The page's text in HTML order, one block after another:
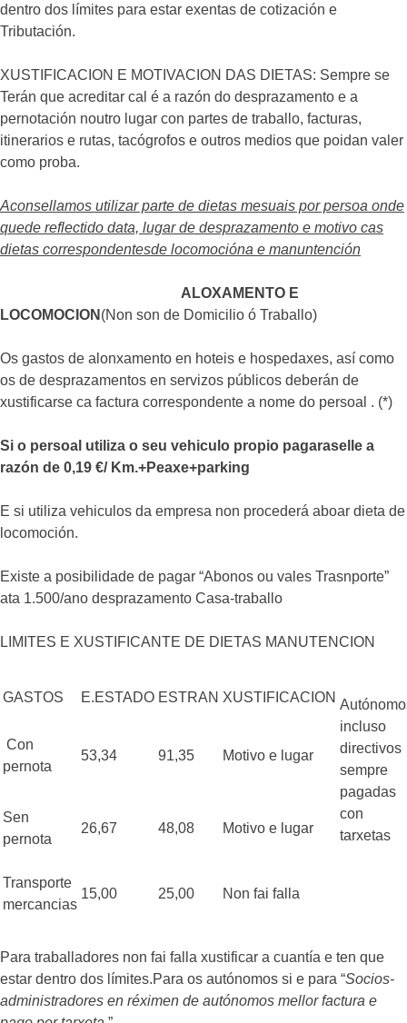
dentro dos límites para estar exentas de cotización e
Tributación.
XUSTIFICACION E MOTIVACION DAS DIETAS: Sempre se
Terán que acreditar cal é a razón do desprazamento e a
pernotación noutro lugar con partes de traballo, facturas,
itinerarios e rutas, tacógrofos e outros medios que poidan valer
como proba.
Aconsellamos utilizar parte de dietas mesuais por persoa onde
quede reflectido data, lugar de desprazamento e motivo cas
dietas correspondentesde locomocióna e manuntención
ALOXAMENTO E
LOCOMOCION (Non son de Domicilio ó Traballo)
Os gastos de alonxamento en hoteis e hospedaxes, así como
os de desprazamentos en servizos públicos deberán de
xustificarse ca factura correspondente a nome do persoal . (*)
Si o persoal utiliza o seu vehiculo propio pagaraselle a
razón de 0,19 €/ Km.+Peaxe+parking
E si utiliza vehiculos da empresa non procederá aboar dieta de
locomoción.
Existe a posibilidade de pagar “Abonos ou vales Trasnporte”
ata 1.500/ano desprazamento Casa-traballo
LIMITES E XUSTIFICANTE DE DIETAS MANUTENCION
GASTOS E.ESTADO ESTRAN XUSTIFICACION
incluso
directivos
sempre
pagadas
con
tarxetas
Con
pernota
53,34 91,35 Motivo e lugar
Sen
pernota
26,67 48,08 Motivo e lugar
Transporte
mercancias
15,00 25,00 Non fai falla
Para traballadores non fai falla xustificar a cuantía e ten que
estar dentro dos límites.Para os autónomos si e para “Socios-
administradores en réximen de autónomos mellor factura e